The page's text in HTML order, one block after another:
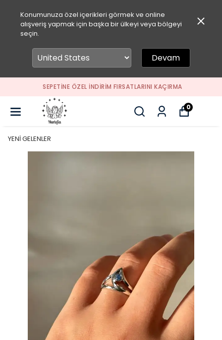
Konumunuza özel içerikleri görmek ve online
alışveriş yapmak için başka bir ülkeyi veya bölgeyi
seçin.
Devam
SEPETİNE ÖZEL İNDİRİM FIRSATLARINI KAÇIRMA
0
YENİ GELENLER